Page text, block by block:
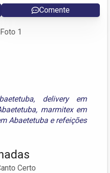
Comente
, delivery em
, marmitex em
Abaetetuba erefeições
Certo